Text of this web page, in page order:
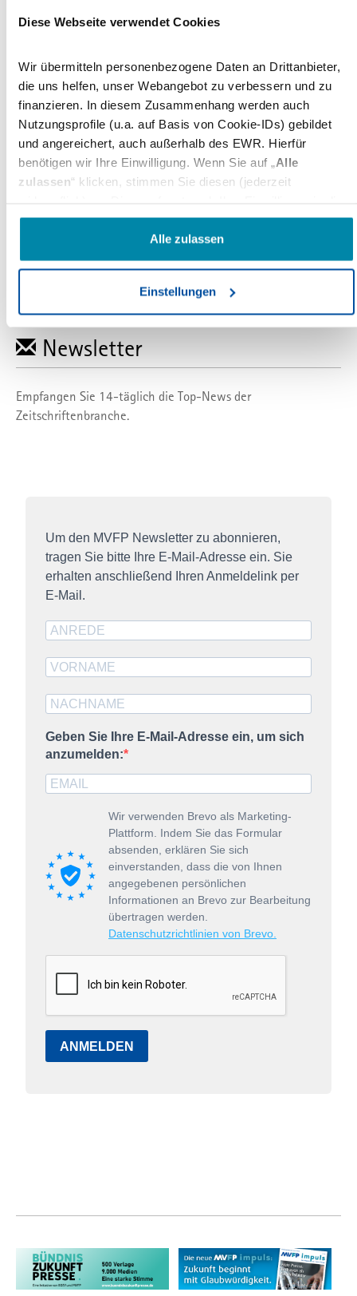
Diese Webseite verwendet Cookies
Wir übermitteln personenbezogene Daten an Drittanbieter,
die uns helfen, unser Webangebot zu verbessern und zu
finanzieren. In diesem Zusammenhang werden auch
Nutzungsprofile (u.a. auf Basis von Cookie-IDs) gebildet
und angereichert, auch außerhalb des EWR. Hierfür
benötigen wir Ihre Einwilligung. Wenn Sie auf „ Alle
zulassen“ klicken, stimmen Sie diesen (jederzeit
Übermittlung bestimmter personenbezogener Daten in
Drittländer, u.a. die USA, nach Art. 49(1) (a) DSGVO. Die
betreffenden Drittländer, insb. die USA, weisen im Zweifel
genießen. Das kann Nachteile wie eine erschwerte
Durchsetzung von Betroffenenrechten, eine fehlende
oder Zugriffe auf die Daten durch staatliche Stellen, insb.
Behörden der USA, zu Kontroll- und Überwachungszwecken
bedeuten, ohne dass Ihnen Rechtsbehelfe dagegen
zustehen. Unter "Einstellungen
Impressum.
Alle zulassen
Einstellungen
Die Werbeumsätze erodieren – im gedruckten Heft,
wie auch im Web – und die klassische
Anzeigenvermarktung gehört der Vergangenheit an.
Verlage, die…
30.08.2016
Newsletter
Empfangen Sie 14-täglich die Top-News der
Zeitschriftenbranche.
Um den MVFP Newsletter zu abonnieren,
tragen Sie bitte Ihre E-Mail-Adresse ein. Sie
erhalten anschließend Ihren Anmeldelink per
E-Mail.
Geben Sie Ihre E-Mail-Adresse ein, um sich
anzumelden:
Wir verwenden Brevo als Marketing-
Plattform. Indem Sie das Formular
absenden, erklären Sie sich
einverstanden, dass die von Ihnen
angegebenen persönlichen
Informationen an Brevo zur Bearbeitung
übertragen werden.
Datenschutzrichtlinien von Brevo.
ANMELDEN